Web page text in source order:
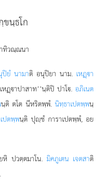
นฺธโก
ทิวณฺณนา
ปิยํ นามาติ อนุปิยา นาม. เหฏฺา
ฏฺาปาสาท’’นฺติปิ ปาโ. อภิเนต
นฺติ ตโต นีหริตพฺพํ. นิทฺธาเปตพฺพนฺ
ปตพฺพนฺติ ปุฺชํ การาเปตพฺพํ, อย
ปวตฺตมาโน. มิคภูเตน เจตสาติ